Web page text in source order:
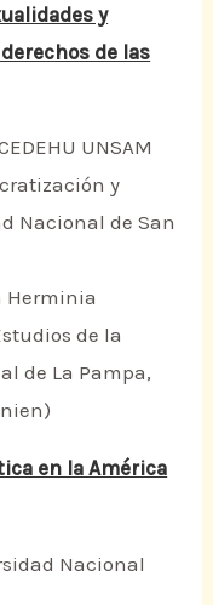
y
de las
UNSAM
y
Nacional de San
Herminia
de la
de La Pampa,
en la América
Nacional